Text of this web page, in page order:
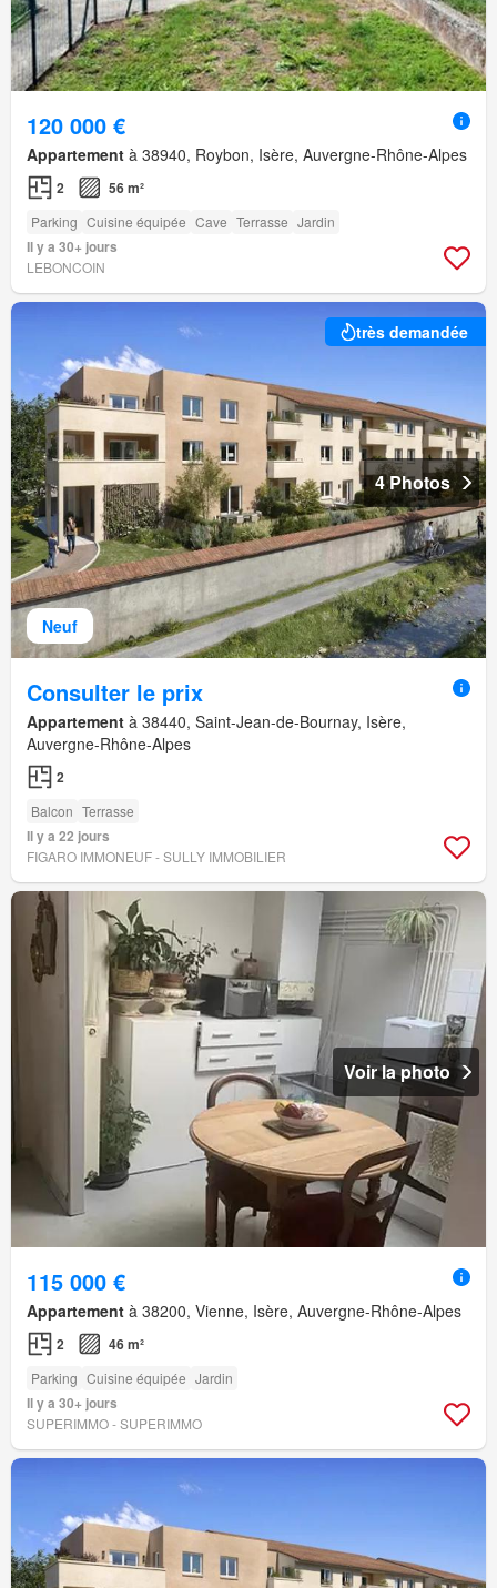
120 000 €
Appartement à 38940, Roybon, Isère, Auvergne-Rhône-Alpes
2 56 m²
Parking Cuisine équipée Cave Terrasse Jardin
Il y a 30+ jours
LEBONCOIN
Neuf
très demandée
4 Photos
Consulter le prix
Appartement à 38440, Saint-Jean-de-Bournay, Isère,
Auvergne-Rhône-Alpes
2
Balcon Terrasse
Il y a 22 jours
FIGARO IMMONEUF - SULLY IMMOBILIER
Voir la photo
115 000 €
Appartement à 38200, Vienne, Isère, Auvergne-Rhône-Alpes
2 46 m²
Parking Cuisine équipée Jardin
Il y a 30+ jours
SUPERIMMO - SUPERIMMO